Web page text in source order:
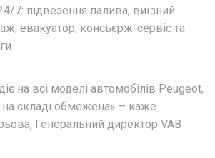
7: підвезення палива, виїзний
евакуатор, консьєрж-сервіс та
на всі моделі автомобілів Peugeot,
на складі обмежена» – каже
Генеральний директор VAB